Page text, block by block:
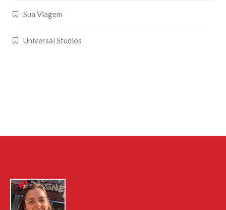
Sua Viagem
Universal Studios